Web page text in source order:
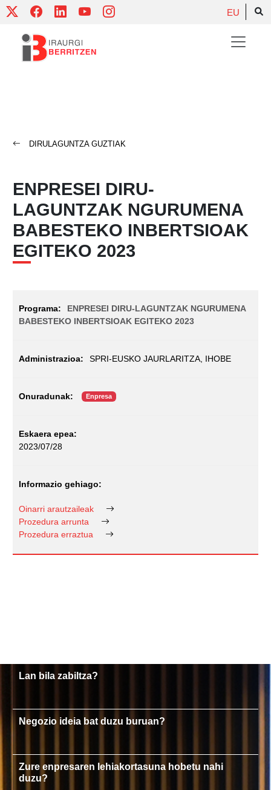
Skip
content
EU
DIRULAGUNTZA GUZTIAK
ENPRESEI DIRU-
LAGUNTZAK NGURUMENA
BABESTEKO INBERTSIOAK
EGITEKO 2023
ENPRESEI DIRU-LAGUNTZAK NGURUMENA
BABESTEKO INBERTSIOAK EGITEKO 2023
SPRI-EUSKO JAURLARITZA, IHOBE
Enpresa
2023/07/28
Oinarri arautzaileak
Prozedura arrunta
Prozedura erraztua
Lan bila zabiltza?
Negozio ideia bat duzu buruan?
Zure enpresaren lehiakortasuna hobetu nahi
duzu?